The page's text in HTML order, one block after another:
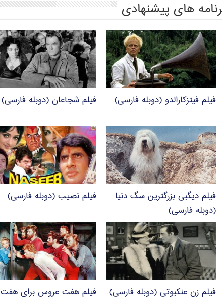
های پیشنهادی
فیلم فیتزکارالدو (دوبله فارسی) فیلم شجاعان (دوبله فارسی)
فیلم دیگبی بزرگترین سگ دنیا
(دوبله فارسی)
فیلم نصیب (دوبله فارسی)
فیلم زن عنکبوتی (دوبله فارسی)
فیلم هفت عروس برای هفت